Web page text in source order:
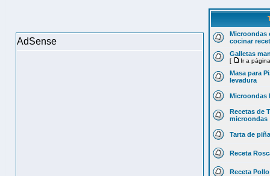
AdSense
Microondas
cocinar
Galletas
[ Ir a
Masa para
levadura
Microondas
Recetas de
microondas
Tarta de piña
Receta
Receta